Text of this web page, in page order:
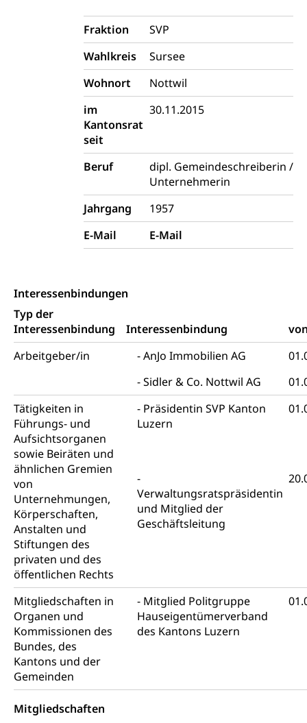
Fraktion
SVP
Wahlkreis
Sursee
Wohnort
Nottwil
im
Kantonsrat
seit
30.11.2015
Beruf
dipl. Gemeindeschreiberin /
Unternehmerin
Jahrgang
1957
E-Mail
E-Mail
Interessenbindungen
Typ der
Interessenbindung
Interessenbindung
Arbeitgeber/in
AnJo Immobilien AG
Sidler & Co. Nottwil AG
Tätigkeiten in
Führungs- und
Aufsichtsorganen
sowie Beiräten und
ähnlichen Gremien
von
Unternehmungen,
Körperschaften,
Anstalten und
Stiftungen des
privaten und des
öffentlichen Rechts
Präsidentin SVP Kanton
Luzern
Verwaltungsratspräsidentin
und Mitglied der
Geschäftsleitung
Mitgliedschaften in
Organen und
Kommissionen des
Bundes, des
Kantons und der
Gemeinden
Mitglied Politgruppe
Hauseigentümerverband
des Kantons Luzern
Mitgliedschaften
Kantonaler Führungsstab
Ordnungskräfte, Sicherheit, öffentliche Ordnung
Polizei
Versorgung
Vorratshaltung, Vorrat
Waffenerwerbsschein, Waffenschein, Waffenbüro,
Waffentragen, Selbstverteidigung
Waffen, Sprengstoffe und Pyrotechnik
Zivildienst
Militärdienst
Erwerbsausfallentschädigung (WAS Luzern)
Schutzdienstpflicht, Schutzraum,
Schutzraumbaupflicht
Zivilschutz
Staat und Recht
Gleichstellung von Frau und Mann
Diskriminierung, Gleichstellungsbüro, Mobbing
Gleichstellung aller Geschlechter und
Gleichstellung Menschen mit
Behinderungen
Schlichtungsbehörde Gleichstellung
Zivilverfahren
Zivilrecht, Zivilrechtspflege, Gerichtsverfahren
Bezirksgerichte: Aufgaben und Verfahren
Kosten im Zivilprozess
Betreibung und Konkurs
Bankrott, Schulden, Zahlungsunfähigkeit, Pfändung
Betreibungsämter
Betreibungsverfahren
Konkursämter
Demokratie
Regierungsform, Stimm- und Wahlrecht,
Stimmrecht, Abstimmungen, Wahlen, politische
Parteien, Grundfreiheiten, Pluralismus
Volksrechte
Kantonale Steuern
Finanzausgleich, Einkommenssteuer, Kopfsteuer,
Personalsteuer, Haushaltssteuer, Vermögenssteuer,
Verrechnungssteuer, Quellensteuer,
Grundstückgewinnsteuer, Liegenschaftssteuer,
Handänderungssteuer, Grundsteuer, Kirchensteuer,
Gewerbesteuer, Vergnügungssteuer,